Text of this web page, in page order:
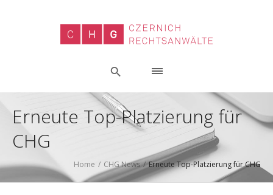
Erneute Top-Platzierung für
CHG
Home / CHG News /Erneute Top-Platzierung für CHG